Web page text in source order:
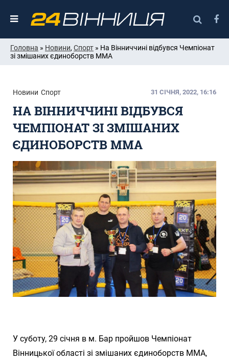
Головна » Новини, Спорт » На Вінниччині відбувся Чемпіонат
зі змішаних єдиноборств ММА
Новини Спорт 31 СІЧНЯ, 2022, 16:16
НА ВІННИЧЧИНІ ВІДБУВСЯ
ЧЕМПІОНАТ ЗІ ЗМІШАНИХ
ЄДИНОБОРСТВ ММА
У суботу, 29 січня в м. Бар пройшов Чемпіонат
Вінницької області зі змішаних єдиноборств ММА,